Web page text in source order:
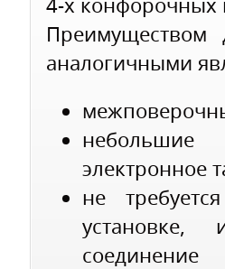
Преимуществом
аналогичными
электронное
не
установке,
соединение